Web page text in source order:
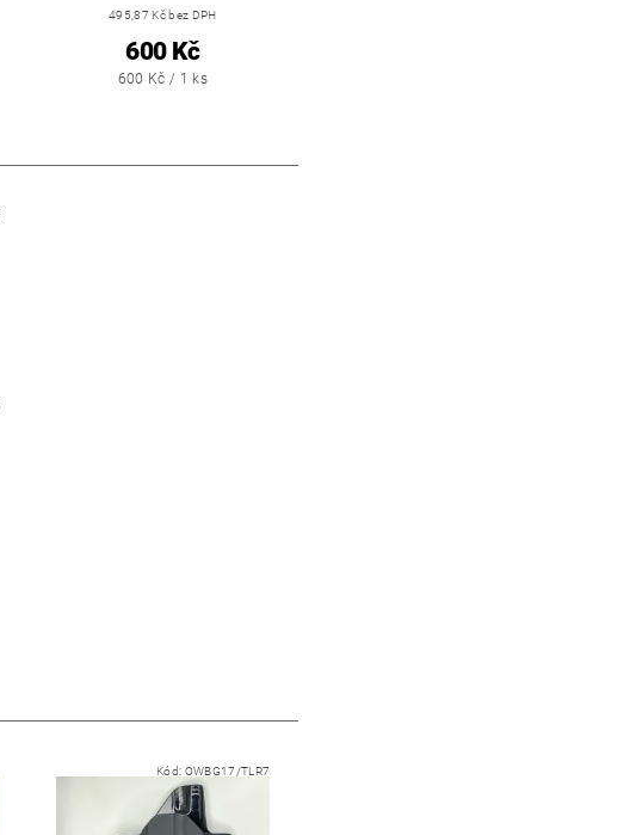
495,87 Kč bez DPH
600 Kč
600 Kč / 1 ks
Kód: OWBG17/TLR7